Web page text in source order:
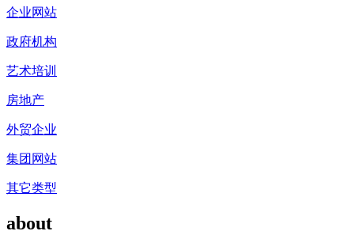
企业网站
政府机构
艺术培训
房地产
外贸企业
集团网站
其它类型
about